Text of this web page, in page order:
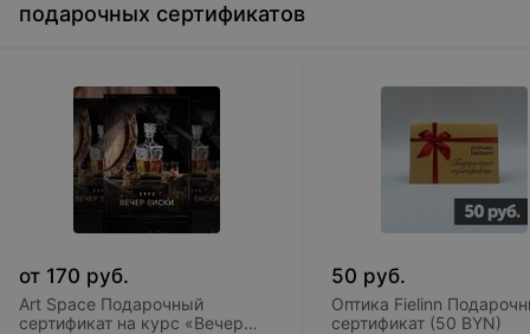
подарочных сертификатов
от 170 руб.
Art Space Подарочный
сертификат на курс «Вечер
50 руб.
Оптика Fielinn
сертификат (50 BYN)